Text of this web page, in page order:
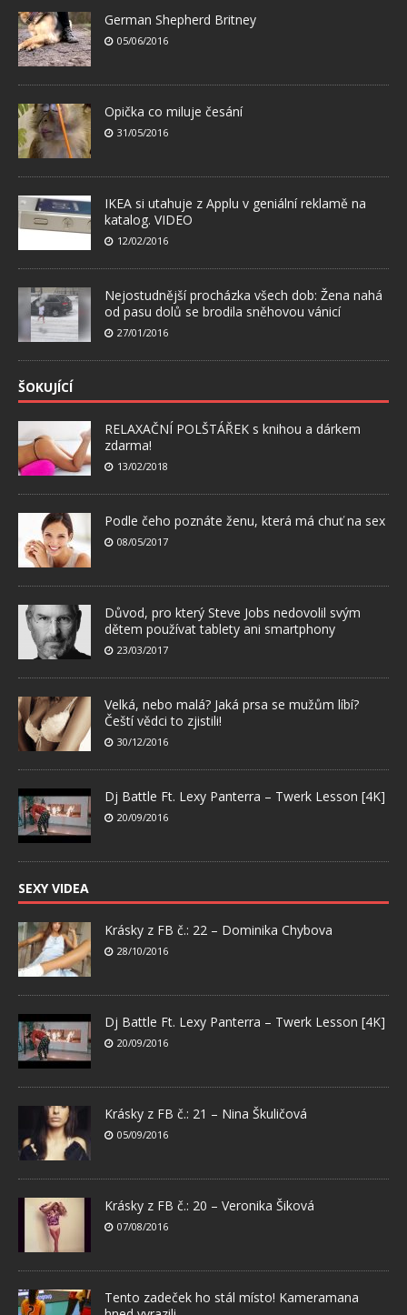
German Shepherd Britney
05/06/2016
Opička co miluje česání
31/05/2016
IKEA si utahuje z Applu v geniální reklamě na
katalog. VIDEO
12/02/2016
Nejostudnější procházka všech dob: Žena nahá
od pasu dolů se brodila sněhovou vánicí
27/01/2016
ŠOKUJÍCÍ
RELAXAČNÍ POLŠTÁŘEK s knihou a dárkem
zdarma!
13/02/2018
Podle čeho poznáte ženu, která má chuť na sex
08/05/2017
Důvod, pro který Steve Jobs nedovolil svým
dětem používat tablety ani smartphony
23/03/2017
Velká, nebo malá? Jaká prsa se mužům líbí?
Čeští vědci to zjistili!
30/12/2016
Dj Battle Ft. Lexy Panterra – Twerk Lesson [4K]
20/09/2016
SEXY VIDEA
Krásky z FB č.: 22 – Dominika Chybova
28/10/2016
Dj Battle Ft. Lexy Panterra – Twerk Lesson [4K]
20/09/2016
Krásky z FB č.: 21 – Nina Škuličová
05/09/2016
Krásky z FB č.: 20 – Veronika Šiková
07/08/2016
Tento zadeček ho stál místo! Kameramana